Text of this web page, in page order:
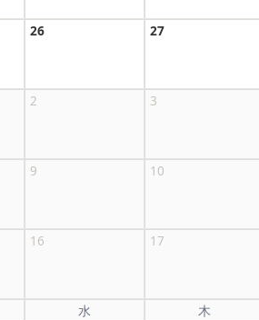
26 27
2 3
9 10
16 17
水 木